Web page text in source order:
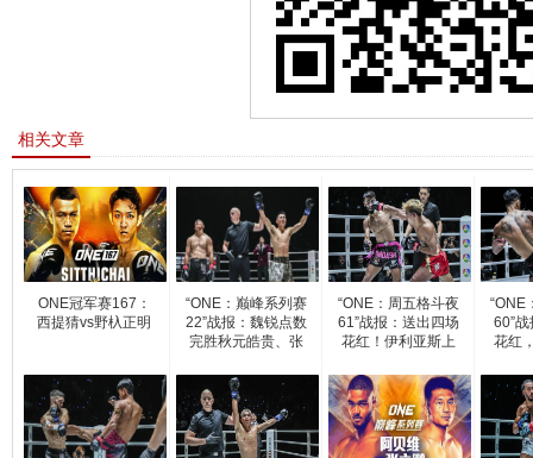
相关文章
ONE冠军赛167：
西提猜vs野杁正明
“ONE：巅峰系列赛
22”战报：魏锐点数
完胜秋元皓贵、张
“ONE：周五格斗夜
61”战报：送出四场
花红！伊利亚斯上
“ONE
60”
花红